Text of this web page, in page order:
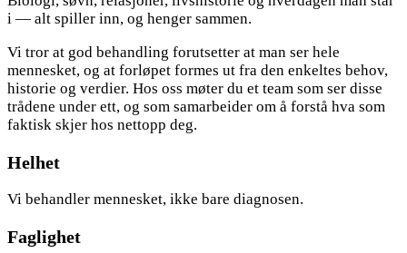
i — alt spiller inn, og henger sammen.
Vi tror at god behandling forutsetter at man ser hele
mennesket, og at forløpet formes ut fra den enkeltes behov,
historie og verdier. Hos oss møter du et team som ser disse
trådene under ett, og som samarbeider om å forstå hva som
faktisk skjer hos nettopp deg.
Helhet
Vi behandler mennesket, ikke bare diagnosen.
Faglighet